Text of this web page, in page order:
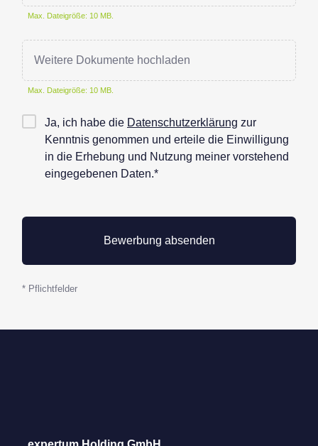
Max. Dateigröße: 10 MB.
Weitere Dokumente hochladen
Max. Dateigröße: 10 MB.
Checkbox
Datenschutz*
Ja, ich habe die Datenschutzerklärung zur
Kenntnis genommen und erteile die Einwilligung
in die Erhebung und Nutzung meiner vorstehend
eingegebenen Daten.*
* Pflichtfelder